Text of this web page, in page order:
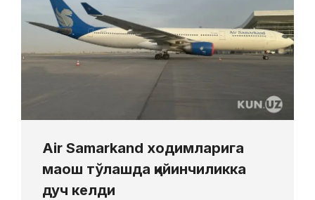
Air Samarkand ходимларига
маош тўлашда қийинчиликка
дуч келди